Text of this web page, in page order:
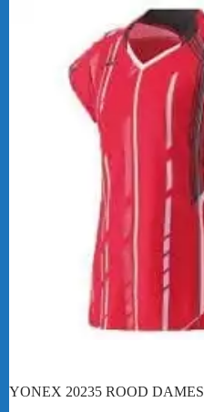
YONEX 20235 ROOD DAMES